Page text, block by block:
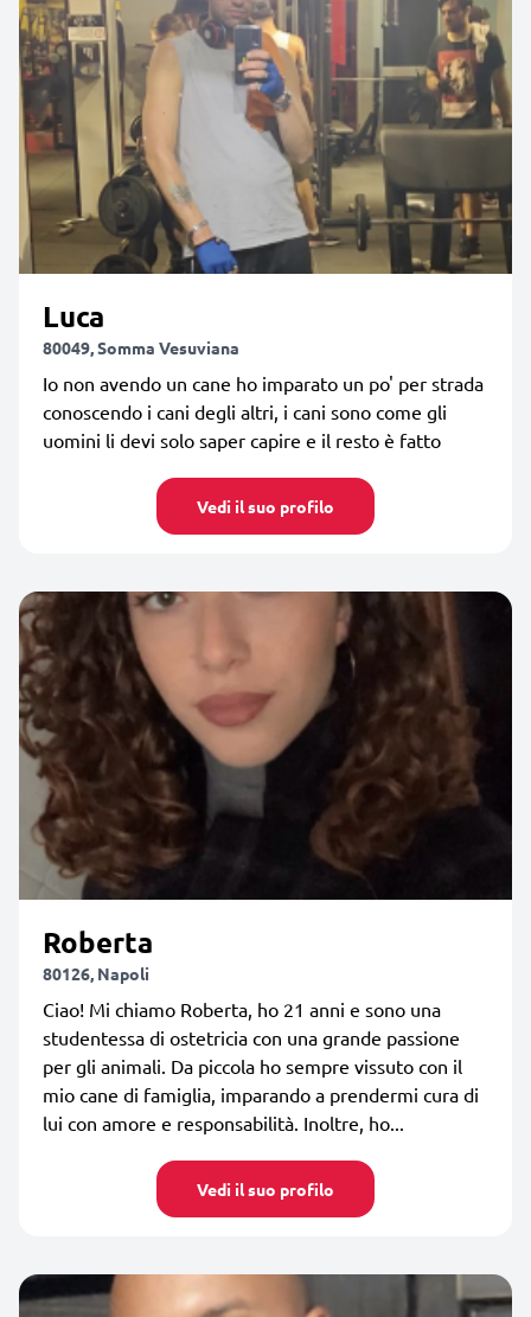
Luca
80049, Somma Vesuviana
Io non avendo un cane ho imparato un po' per strada
conoscendo i cani degli altri, i cani sono come gli
uomini li devi solo saper capire e il resto è fatto
Vedi il suo profilo
Roberta
80126, Napoli
Ciao! Mi chiamo Roberta, ho 21 anni e sono una
studentessa di ostetricia con una grande passione
per gli animali. Da piccola ho sempre vissuto con il
mio cane di famiglia, imparando a prendermi cura di
lui con amore e responsabilità. Inoltre, ho...
Vedi il suo profilo